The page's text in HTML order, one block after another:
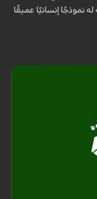
نموذجًا إنسانيًا عميقًا